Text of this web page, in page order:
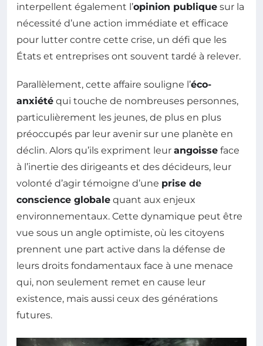
interpellent également l’opinion publique sur la
nécessité d’une action immédiate et efficace
pour lutter contre cette crise, un défi que les
États et entreprises ont souvent tardé à relever.
Parallèlement, cette affaire souligne l’éco-
anxiété qui touche de nombreuses personnes,
particulièrement les jeunes, de plus en plus
préoccupés par leur avenir sur une planète en
déclin. Alors qu’ils expriment leur angoisse face
à l’inertie des dirigeants et des décideurs, leur
volonté d’agir témoigne d’une prise de
conscience globale quant aux enjeux
environnementaux. Cette dynamique peut être
vue sous un angle optimiste, où les citoyens
prennent une part active dans la défense de
leurs droits fondamentaux face à une menace
qui, non seulement remet en cause leur
existence, mais aussi ceux des générations
futures.